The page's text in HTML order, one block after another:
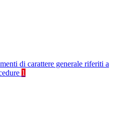
di carattere generale riferiti a
1